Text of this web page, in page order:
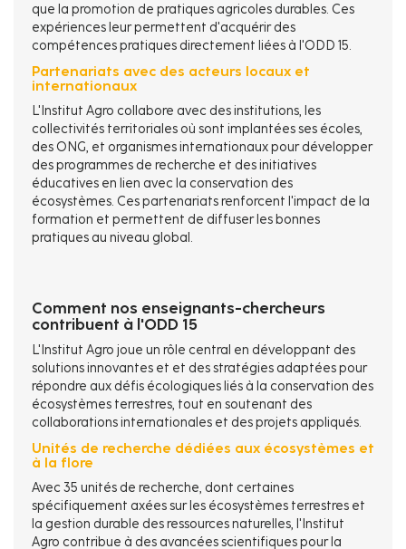
que la promotion de pratiques agricoles durables. Ces
expériences leur permettent d'acquérir des
compétences pratiques directement liées à l'ODD 15.
Partenariats avec des acteurs locaux et
internationaux
L'Institut Agro collabore avec des institutions, les
collectivités territoriales où sont implantées ses écoles,
des ONG, et organismes internationaux pour développer
des programmes de recherche et des initiatives
éducatives en lien avec la conservation des
écosystèmes. Ces partenariats renforcent l'impact de la
formation et permettent de diffuser les bonnes
pratiques au niveau global.
Comment nos enseignants-chercheurs
contribuent à l'ODD 15
L'Institut Agro joue un rôle central en développant des
solutions innovantes et et des stratégies adaptées pour
répondre aux défis écologiques liés à la conservation des
écosystèmes terrestres, tout en soutenant des
collaborations internationales et des projets appliqués.
Unités de recherche dédiées aux écosystèmes et
à la flore
Avec 35 unités de recherche, dont certaines
spécifiquement axées sur les écosystèmes terrestres et
la gestion durable des ressources naturelles, l'Institut
Agro contribue à des avancées scientifiques pour la